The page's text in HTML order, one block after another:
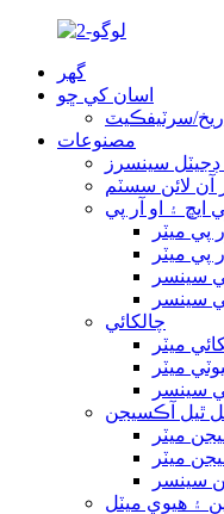
گھر
اسان کي ڇو
سرٽيفڪيٽ
مصنوعات
ڊجيٽل سينسرز
آن لائن سسٽم
ايڇ ۽ او آر پي
پي ميٽر
پي ميٽر
سينسر
سينسر
چالکائي
ميٽر
ميٽر
سينسر
ٿيل آڪسيجن
ميٽر
ميٽر
سينسر
۽ هيوي ميٽل